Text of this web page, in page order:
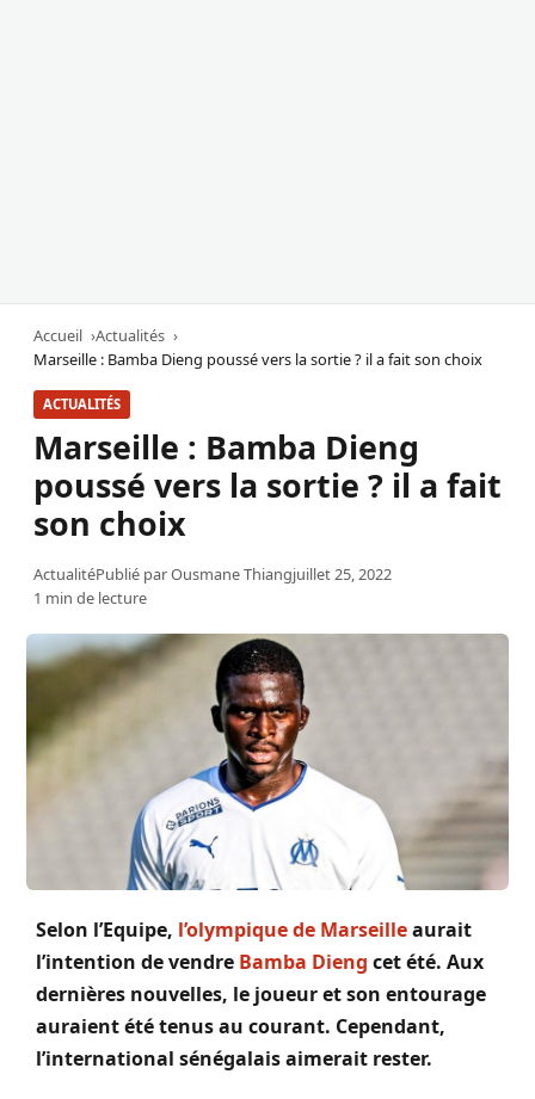
Accueil
Actualités
Marseille : Bamba Dieng poussé vers la sortie ? il a fait son choix
ACTUALITÉS
Marseille : Bamba Dieng
poussé vers la sortie ? il a fait
son choix
ActualitéPublié parOusmane Thiangjuillet 25, 2022
1 min de lecture
Selon l’Equipe, l’olympique de Marseilleaurait
l’intention de vendre Bamba Dieng cet été. Aux
dernières nouvelles, le joueur et son entourage
auraient été tenus au courant. Cependant,
l’international sénégalais aimerait rester.